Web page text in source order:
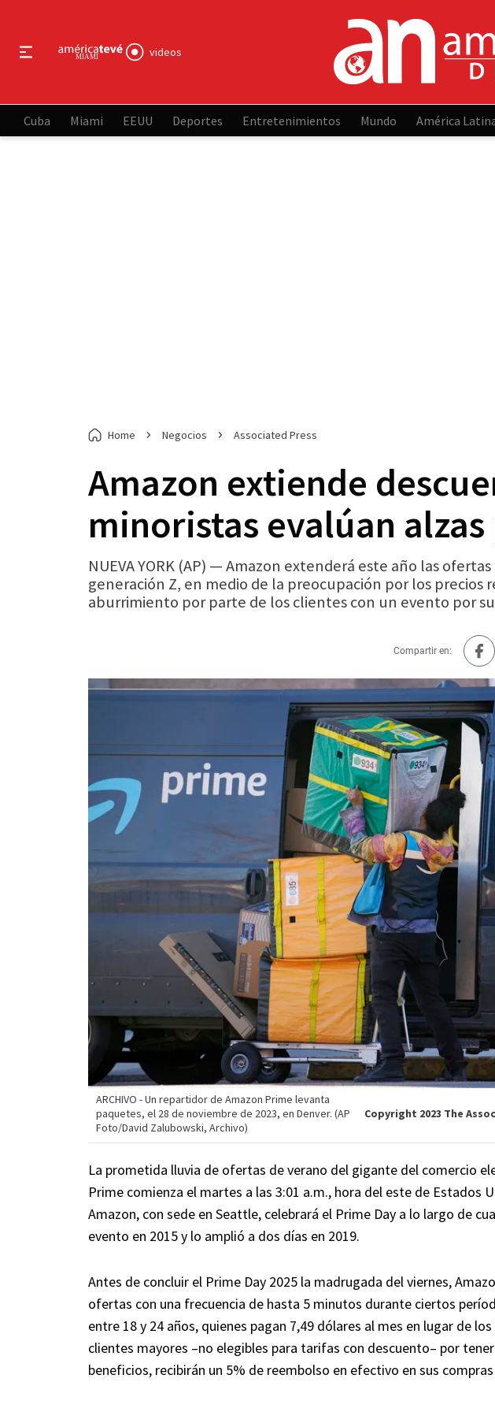
videos
Cuba Miami EEUU Deportes Entretenimientos Mundo América
Home Negocios Associated Press
Amazon extiende
minoristas evalúan
NUEVA YORK (AP) — Amazon extenderá este año las
generación Z, en medio de la preocupación por los
aburrimiento por parte de los clientes con un evento por su
Compartir en:
ARCHIVO - Un repartidor de Amazon Prime levanta
paquetes, el 28 de noviembre de 2023, en Denver. (AP
Foto/David Zalubowski, Archivo)
Copyright 2023 The
La prometida lluvia de ofertas de verano del gigante del comercio
Prime comienza el martes a las 3:01 a.m., hora del este de Estados
Amazon, con sede en Seattle, celebrará el Prime Day a lo largo de
evento en 2015 y lo amplió a dos días en 2019.
Antes de concluir el Prime Day 2025 la madrugada del viernes,
ofertas con una frecuencia de hasta 5 minutos durante ciertos
entre 18 y 24 años, quienes pagan 7,49 dólares al mes en lugar de
clientes mayores –no elegibles para tarifas con descuento– por
beneficios, recibirán un 5% de reembolso en efectivo en sus